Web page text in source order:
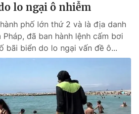
lo ngại ô nhiễm
phố lớn thứ 2 và là địa danh
đã ban hành lệnh cấm bơi
bãi biển do lo ngại vấn đề ô...